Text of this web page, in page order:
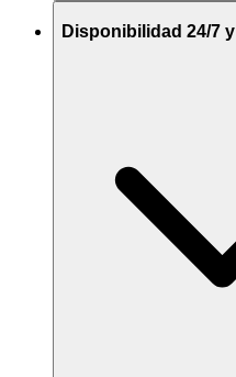
Disponibilidad 24/7